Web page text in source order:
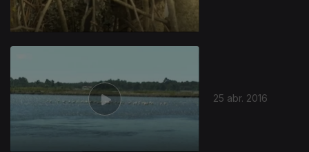
25 abr. 2016